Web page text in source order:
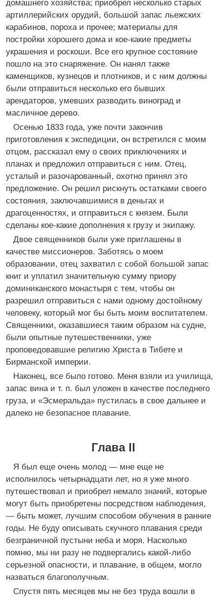
домашнего хозяйства; приобрел несколько старых
артиллерийских орудий, большой запас льежских
карабинов, пороха и прочее; материалы для
постройки хорошего дома и кое-какие предметы
украшения и роскоши. Все его крупное состояние
пошло на это снаряжение. Он нанял также
каменщиков, кузнецов и плотников, и с ним должны
были отправиться несколько его бывших
арендаторов, умевших разводить виноград и
масличное дерево.
Осенью 1833 года, уже почти закончив
приготовления к экспедиции, он встретился с моим
отцом, рассказал ему о своих приключениях и
планах и предложил отправиться с ним. Отец,
усталый и разочарованный, охотно принял это
предложение. Он решил рискнуть остатками своего
состояния, заключавшимися в деньгах и
драгоценностях, и отправиться с князем. Были
сделаны кое-какие дополнения к грузу и экипажу.
Двое священников были уже приглашены в
качестве миссионеров. Заботясь о моем
образовании, отец захватил с собой большой запас
книг и уплатил значительную сумму приору
доминиканского монастыря с тем, чтобы он
разрешил отправиться с нами одному достойному
человеку, который мог бы быть моим воспитателем.
Священники, оказавшиеся таким образом на судне,
были опытные путешественники, уже
проповедовавшие религию Христа в Тибете и
Бирманской империи.
Наконец, все было готово. Меня взяли из училища,
запас вина и т. п. был уложен в качестве последнего
груза, и «Эсмеральда» пустилась в свое дальнее и
далеко не безопасное плавание.
Глава II
Я был еще очень молод — мне еще не
исполнилось четырнадцати лет, но я уже много
путешествовал и приобрел немало знаний, которые
могут быть приобретены посредством наблюдения,
— быть может, лучшим способом обучения в ранние
годы. Не буду описывать скучного плавания среди
безграничной пустыни неба и моря. Насколько
помню, мы ни разу не подвергались какой-либо
серьезной опасности, и плавание, в общем, могло
назваться благополучным.
Спустя пять месяцев мы не без труда вошли в